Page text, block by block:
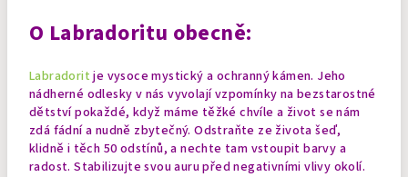
O Labradoritu obecně:
Labradoritje vysoce mystický a ochranný kámen. Jeho
nádherné odlesky v nás vyvolají vzpomínky na bezstarostné
dětství pokaždé, když máme těžké chvíle a život se nám
zdá fádní a nudně zbytečný. Odstraňte ze života šeď,
klidně i těch 50 odstínů, a nechte tam vstoupit barvy a
radost. Stabilizujte svou auru před negativními vlivy okolí.